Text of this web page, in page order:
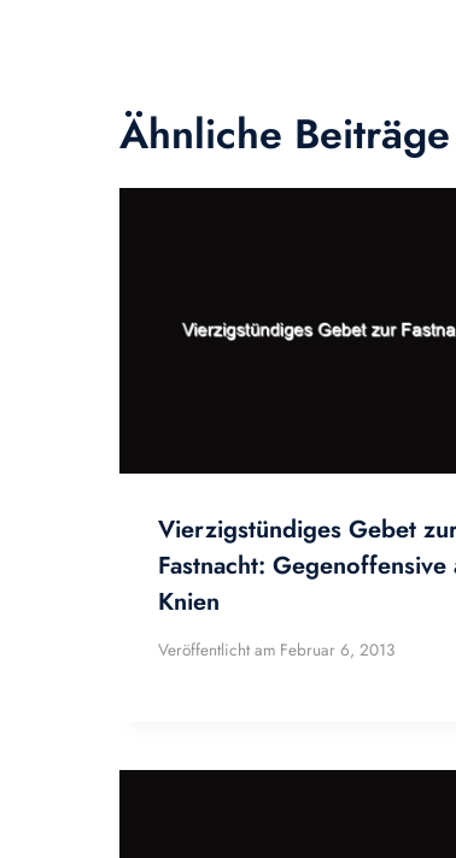
Ähnliche Beiträge
Vierzigstündiges Gebet
Fastnacht: Gegenoffensive
Knien
Veröffentlicht am Februar 6, 2013